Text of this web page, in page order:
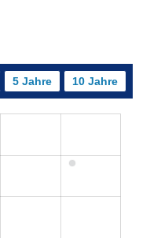
5 Jahre 10 Jahre